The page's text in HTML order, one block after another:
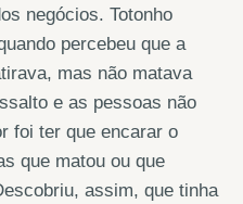
negócios. Totonho
percebeu que a
mas não matava
e as pessoas não
foi ter que encarar o
que matou ou que
assim, que tinha